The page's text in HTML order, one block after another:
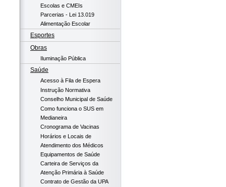
Escolas e CMEIs
Parcerias - Lei 13.019
Alimentação Escolar
Esportes
Obras
Iluminação Pública
Saúde
Acesso à Fila de Espera
Instrução Normativa
Conselho Municipal de Saúde
Como funciona o SUS em
Medianeira
Cronograma de Vacinas
Horários e Locais de
Atendimento dos Médicos
Equipamentos de Saúde
Carteira de Serviços da
Atenção Primária à Saúde
Contrato de Gestão da UPA